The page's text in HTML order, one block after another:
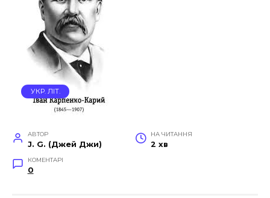
УКР. ЛІТ.
АВТОР
J. G. (Джей Джи)
НА ЧИТАННЯ
2 хв
КОМЕНТАРІ
0